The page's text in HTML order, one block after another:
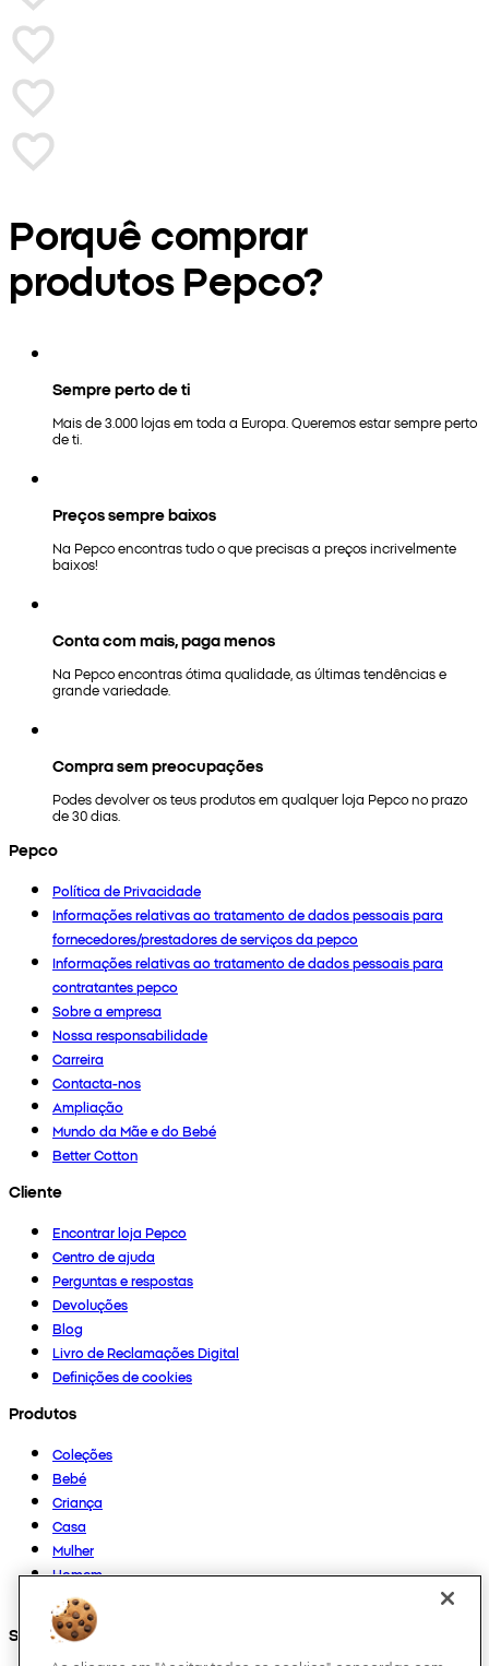
Porquê comprar
produtos Pepco?
Sempre perto de ti
Mais de 3.000 lojas em toda a Europa. Queremos estar sempre perto
de ti.
Preços sempre baixos
Na Pepco encontras tudo o que precisas a preços incrivelmente
baixos!
Conta com mais, paga menos
Na Pepco encontras ótima qualidade, as últimas tendências e
grande variedade.
Compra sem preocupações
Podes devolver os teus produtos em qualquer loja Pepco no prazo
de 30 dias.
Pepco
Política de Privacidade
Informações relativas ao tratamento de dados pessoais para
fornecedores/prestadores de serviços da pepco
Informações relativas ao tratamento de dados pessoais para
contratantes pepco
Sobre a empresa
Nossa responsabilidade
Carreira
Contacta-nos
Ampliação
Mundo da Mãe e do Bebé
Better Cotton
Cliente
Encontrar loja Pepco
Centro de ajuda
Perguntas e respostas
Devoluções
Blog
Livro de Reclamações Digital
Definições de cookies
Produtos
Coleções
Bebé
Criança
Casa
Mulher
Homem
Outros
Segue-nos em